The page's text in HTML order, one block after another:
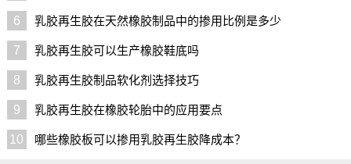
6 乳胶再生胶在天然橡胶制品中的掺用比例是多少
7 乳胶再生胶可以生产橡胶鞋底吗
8 乳胶再生胶制品软化剂选择技巧
9 乳胶再生胶在橡胶轮胎中的应用要点
10 哪些橡胶板可以掺用乳胶再生胶降成本？